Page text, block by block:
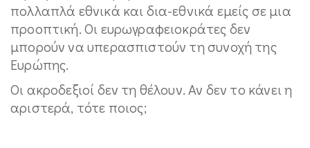
πολλαπλά εθνικά και δια-εθνικά εμείς σε μια
προοπτική. Οι ευρωγραφειοκράτες δεν
μπορούν να υπερασπιστούν τη συνοχή της
Ευρώπης.
Οι ακροδεξιοί δεν τη θέλουν. Αν δεν το κάνει η
αριστερά, τότε ποιος;